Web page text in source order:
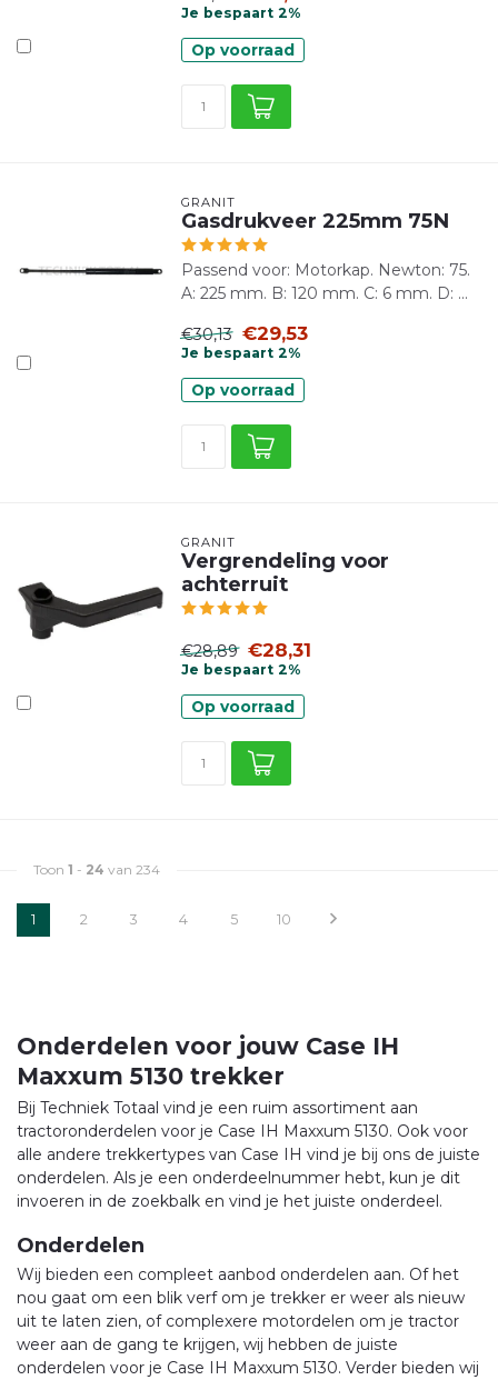
Je bespaart 2%
Op voorraad
GRANIT
Gasdrukveer 225mm 75N
Passend voor: Motorkap. Newton: 75.
A: 225 mm. B: 120 mm. C: 6 mm. D: ...
€30,13 €29,53
Je bespaart 2%
Op voorraad
GRANIT
Vergrendeling voor
achterruit
€28,89 €28,31
Je bespaart 2%
Op voorraad
Toon 1 - 24 van 234
1 2 3 4 5 10
Onderdelen voor jouw Case IH
Maxxum 5130 trekker
Bij Techniek Totaal vind je een ruim assortiment aan
tractoronderdelen voor je Case IH Maxxum 5130. Ook voor
alle andere trekkertypes van Case IH vind je bij ons de juiste
onderdelen. Als je een onderdeelnummer hebt, kun je dit
invoeren in de zoekbalk en vind je het juiste onderdeel.
Onderdelen
Wij bieden een compleet aanbod onderdelen aan. Of het
nou gaat om een blik verf om je trekker er weer als nieuw
uit te laten zien, of complexere motordelen om je tractor
weer aan de gang te krijgen, wij hebben de juiste
onderdelen voor je Case IH Maxxum 5130. Verder bieden wij